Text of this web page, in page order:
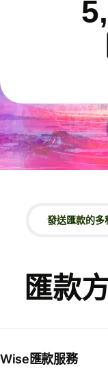
發送匯款的多
匯款
Wise匯款服務